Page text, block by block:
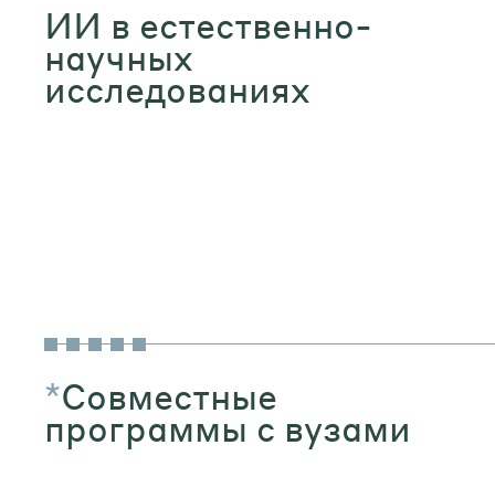
ИИ в естественно-
научных
исследованиях
*Совместные
программы с вузами